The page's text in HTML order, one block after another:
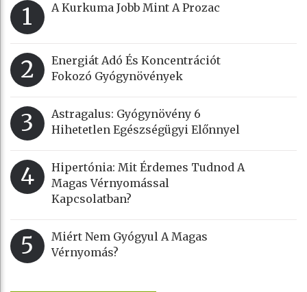
1 A Kurkuma Jobb Mint A Prozac
2
Energiát Adó És Koncentrációt
Fokozó Gyógynövények
3
Astragalus: Gyógynövény 6
Hihetetlen Egészségügyi Előnnyel
4
Hipertónia: Mit Érdemes Tudnod A
Magas Vérnyomással
Kapcsolatban?
5
Miért Nem Gyógyul A Magas
Vérnyomás?